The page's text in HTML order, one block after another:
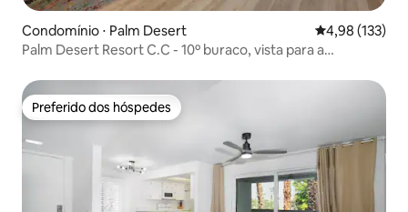
Condomínio ⋅ Palm Desert 4,98 de uma
4,98 (133)
Palm Desert Resort C.C - 10º buraco, vista para a
Preferido dos hóspedes
Preferido dos hóspedes